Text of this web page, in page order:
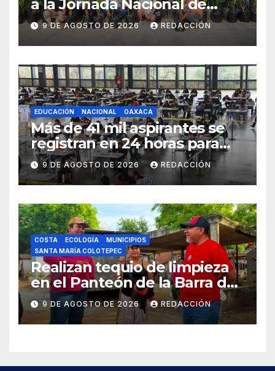
a la Jornada Nacional de
Reforestación 2026
9 DE AGOSTO DE 2026 REDACCIÓN
EDUCACIÓN NACIONAL OAXACA
Más de 41 mil aspirantes se
registran en 24 horas para
repetir examen de la UNAM
9 DE AGOSTO DE 2026 REDACCIÓN
COSTA ECOLOGÍA
MUNICIPIOS
SANTA MARÍA COLOTEPEC
Realizan tequio de limpieza
en el Panteón de la Barra de
Colotepec
9 DE AGOSTO DE 2026 REDACCIÓN